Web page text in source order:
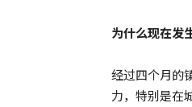
为什么现在发
经过四个月的
力，特别是在